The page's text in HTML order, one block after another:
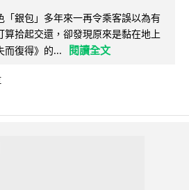
「銀包」多年來一再令乘客誤以為有
算拾起交還，卻發現原來是黏在地上
而復得》的...
閱讀全文